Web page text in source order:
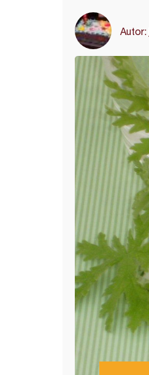
Autor: